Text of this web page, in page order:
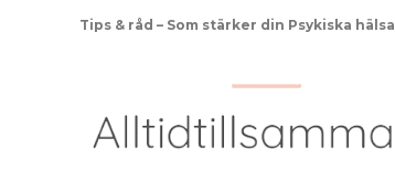
Tips & råd – Som stärker din Psykiska hälsa